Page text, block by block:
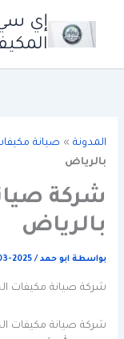
المحتوى
إي
المدونة » صيانة
بالرياض
شركة
بالرياض
بواسطة ابو حمد/
2025-03-14
شركة صيانة مكيفات
شركة صيانة مكيفات